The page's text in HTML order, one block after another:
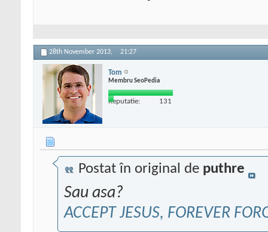
28th November 2013, 21:27
Tom
Membru SeoPedia
Reputatie: 131
Postat în original de puthre
Sau asa?
ACCEPT JESUS, FOREVER